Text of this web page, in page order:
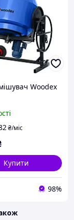
Woodex
₴/міс
Купити
98%